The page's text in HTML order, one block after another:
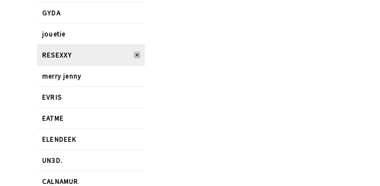
GYDA
jouetie
RESEXXY
merry jenny
EVRIS
EATME
ELENDEEK
UN3D.
CALNAMUR